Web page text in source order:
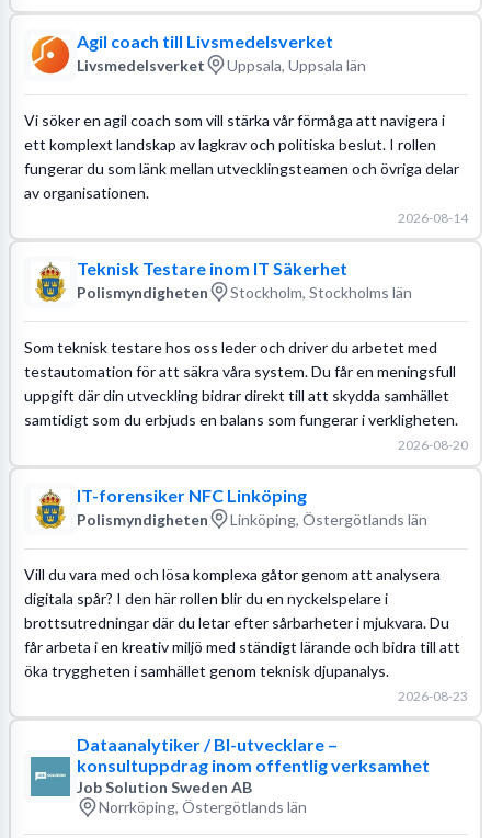
Agil coach till Livsmedelsverket
Livsmedelsverket Uppsala, Uppsala län
Vi söker en agil coach som vill stärka vår förmåga att navigera i
ett komplext landskap av lagkrav och politiska beslut. I rollen
fungerar du som länk mellan utvecklingsteamen och övriga delar
av organisationen.
2026-08-14
Teknisk Testare inom IT Säkerhet
Polismyndigheten Stockholm, Stockholms län
Som teknisk testare hos oss leder och driver du arbetet med
testautomation för att säkra våra system. Du får en meningsfull
uppgift där din utveckling bidrar direkt till att skydda samhället
samtidigt som du erbjuds en balans som fungerar i verkligheten.
2026-08-20
IT-forensiker NFC Linköping
Polismyndigheten Linköping, Östergötlands län
Vill du vara med och lösa komplexa gåtor genom att analysera
digitala spår? I den här rollen blir du en nyckelspelare i
brottsutredningar där du letar efter sårbarheter i mjukvara. Du
får arbeta i en kreativ miljö med ständigt lärande och bidra till att
öka tryggheten i samhället genom teknisk djupanalys.
2026-08-23
Dataanalytiker / BI-utvecklare –
konsultuppdrag inom offentlig verksamhet
Job Solution Sweden AB
Norrköping, Östergötlands län